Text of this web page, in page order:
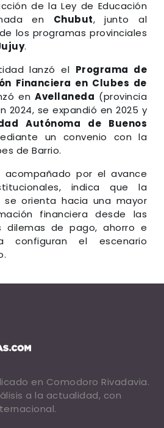
de la Ley de Educación
en Chubut, junto al
los programas provinciales
.
lanzó el Programa de
Financiera en Clubes de
enAvellaneda (provincia
2024, se expandió en 2025 y
Autónoma de Buenos
un convenio con la
de Barrio.
acompañado por el avance
indica que la
se orienta hacia una mayor
financiera desde las
dilemas de pago, ahorro e
configuran el escenario
en Comodoro Rivadavia.
a la actualidad, con